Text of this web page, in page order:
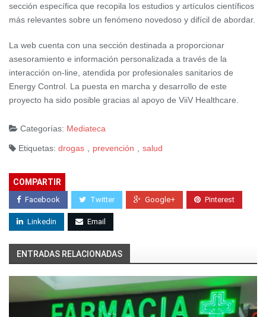
sección específica que recopila los estudios y artículos científicos
más relevantes sobre un fenómeno novedoso y difícil de abordar.
La web cuenta con una sección destinada a proporcionar
asesoramiento e información personalizada a través de la
interacción on-line, atendida por profesionales sanitarios de
Energy Control. La puesta en marcha y desarrollo de este
proyecto ha sido posible gracias al apoyo de ViiV Healthcare.
Categorías: Mediateca
Etiquetas: drogas prevención salud
COMPARTIR
Facebook Twitter Google+ Pinterest
Linkedin Email
ENTRADAS RELACIONADAS